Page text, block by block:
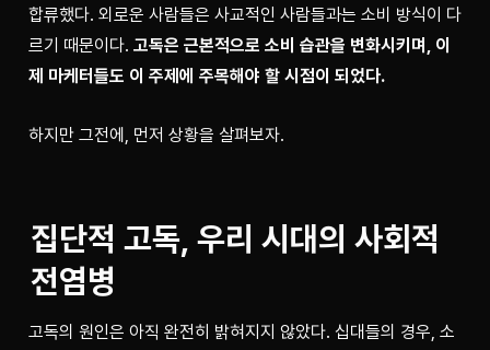
합류했다. 외로운 사람들은 사교적인 사람들과는 소비 방식이 다
르기 때문이다. 고독은 근본적으로 소비 습관을 변화시키며, 이
제 마케터들도 이 주제에 주목해야 할 시점이 되었다.
하지만 그전에, 먼저 상황을 살펴보자.
집단적 고독, 우리 시대의 사회적
전염병
고독의 원인은 아직 완전히 밝혀지지 않았다. 십대들의 경우, 소